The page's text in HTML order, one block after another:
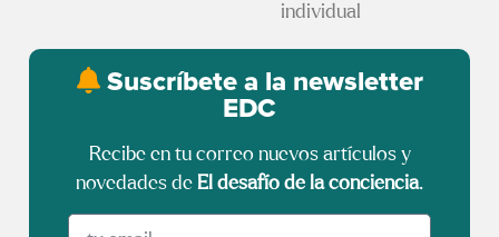
individual
Suscríbete a la newsletter
EDC
Recibe en tu correo nuevos artículos y
novedades de El desafío de la conciencia.